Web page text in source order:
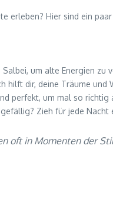
erleben? Hier sind ein
Salbei, um alte Energien
hilft dir, deine Träume
perfekt, um mal so
Zieh für jede
oft in Momenten der